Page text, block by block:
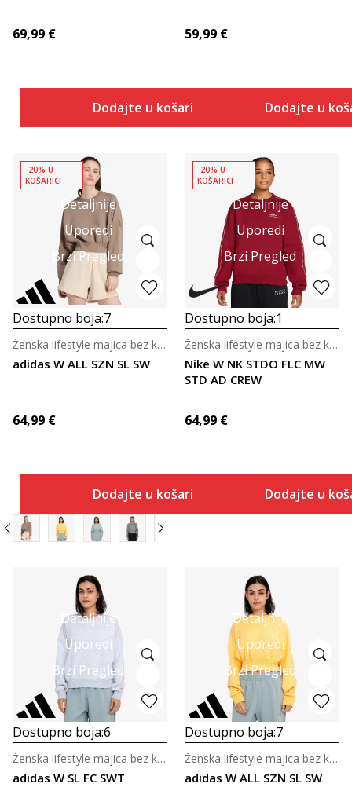
69,99 €
Dodajte u košaricu
59,99 €
Dodajte u
Detaljnije
Uporedi
Brzi Pregled
-20% U
KOŠARICI
Dostupno boja:7
adidas W ALL SZN SL SW
Ženska lifestyle majica bez kragne
64,99 €
Dodajte u košaricu
Detaljnije
Uporedi
Brzi Pregled
-20% U
KOŠARICI
Dostupno boja:1
Nike W NK STDO FLC MW
STD AD CREW
Ženska lifestyle majica bez kragne
64,99 €
Dodajte u
Detaljnije
Uporedi
Brzi Pregled
Dostupno boja:6
adidas W SL FC SWT
Ženska lifestyle majica bez kragne
Detaljnije
Uporedi
Brzi Pregled
Dostupno boja:7
adidas W ALL SZN SL SW
Ženska lifestyle majica bez kragne